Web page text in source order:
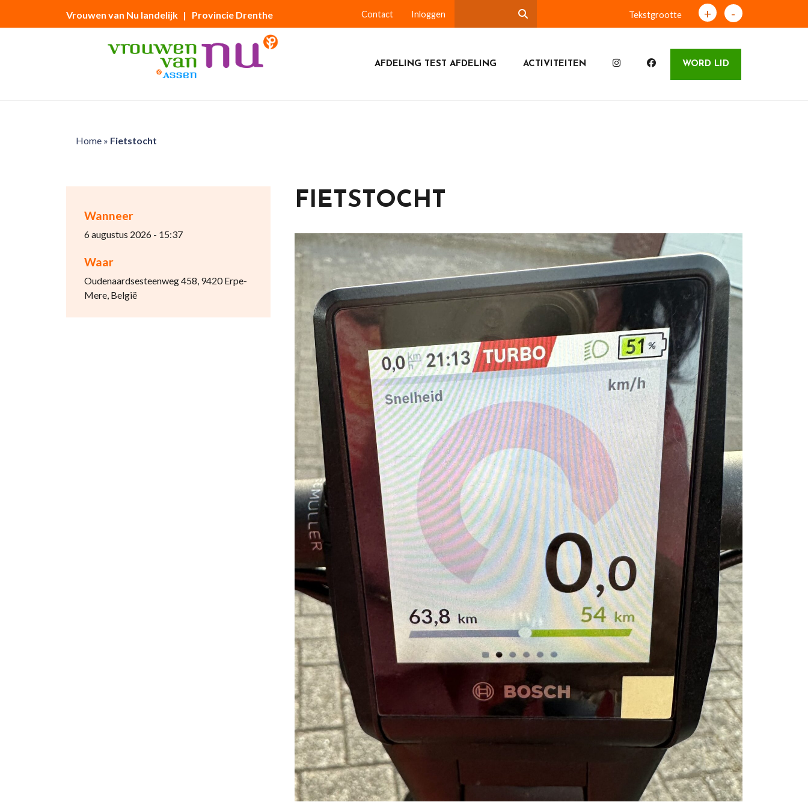
Vrouwen van Nu landelijk | Provincie Drenthe Contact Inloggen Tekstgrootte + -
AFDELING TEST AFDELING ACTIVITEITEN WORD LID
Home» Fietstocht
Wanneer
6 augustus 2026 - 15:37
Waar
Oudenaardsesteenweg 458, 9420 Erpe-
Mere, België
FIETSTOCHT